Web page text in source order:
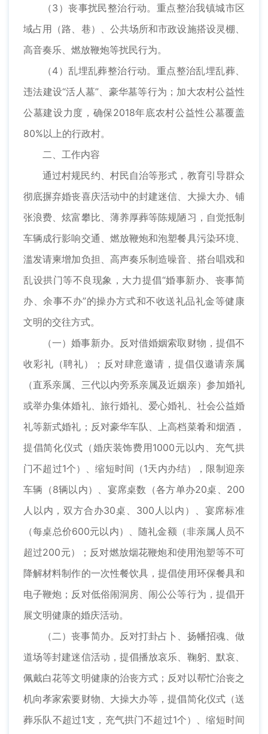
（3）丧事扰民整治行动。重点整治我镇城市区
域占用（路、巷）、公共场所和市政设施搭设灵棚、
高音奏乐、燃放鞭炮等扰民行为。
（4）乱埋乱葬整治行动。重点整治乱埋乱葬、
违法建设“活人墓”、豪华墓等行为；加大农村公益性
公墓建设力度，确保2018年底农村公益性公墓覆盖
80%以上的行政村。
二、工作内容
通过村规民约、村民自治等形式，教育引导群众
彻底摒弃婚丧喜庆活动中的封建迷信、大操大办、铺
张浪费、炫富攀比、薄养厚葬等陈规陋习，自觉抵制
车辆成行影响交通、燃放鞭炮和泡塑餐具污染环境、
滥发请柬增加负担、高声奏乐制造噪音、搭台唱戏和
乱设拱门等不良现象，大力提倡“婚事新办、丧事简
办、余事不办”的操办方式和不收送礼品礼金等健康
文明的交往方式。
（一）婚事新办。反对借婚姻索取财物，提倡不
收彩礼（聘礼）；反对肆意邀请，提倡仅邀请亲属
（直系亲属、三代以内旁系亲属及近姻亲）参加婚礼
或举办集体婚礼、旅行婚礼、爱心婚礼、社会公益婚
礼等新式婚礼；反对豪华车队、上高档菜肴和烟酒，
提倡简化仪式（婚庆装饰费用1000元以内、充气拱
门不超过1个）、缩短时间（1天内办结），限制迎亲
车辆（8辆以内）、宴席桌数（各方单办20桌、200
人以内，双方合办30桌、300人以内）、宴席标准
（每桌总价600元以内）、随礼金额（非亲属人员不
超过200元）；反对燃放烟花鞭炮和使用泡塑等不可
降解材料制作的一次性餐饮具，提倡使用环保餐具和
电子鞭炮；反对低俗闹洞房、闹公公等行为，提倡开
展文明健康的婚庆活动。
（二）丧事简办。反对打卦占卜、扬幡招魂、做
道场等封建迷信活动，提倡播放哀乐、鞠躬、默哀、
佩戴白花等文明健康的治丧方式；反对以帮忙治丧之
机向孝家索要财物、大操大办等，提倡简化仪式（送
葬乐队不超过1支，充气拱门不超过1个）、缩短时间